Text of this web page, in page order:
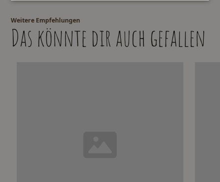
Weitere Empfehlungen
Das könnte dir auch gefallen